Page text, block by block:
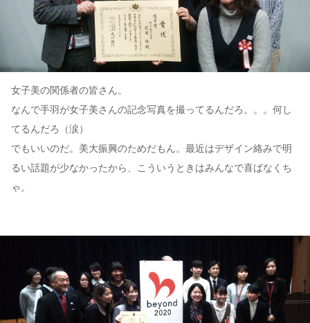
女子美の関係者の皆さん。
なんで手羽が女子美さんの記念写真を撮ってるんだろ。。。何し
てるんだろ（涙）
でもいいのだ。美大振興のためだもん。最近はデザイン絡みで明
るい話題が少なかったから、こういうときはみんなで喜ばなくち
ゃ。